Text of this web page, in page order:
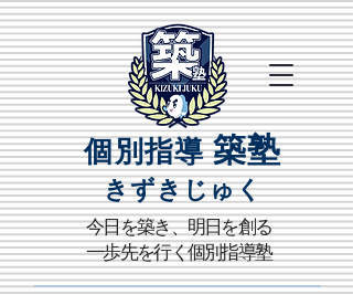
​今日を築き、明日を創る
一歩先を行く個別指導塾
個別指導 築塾
きずきじゅく​